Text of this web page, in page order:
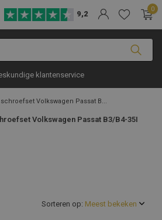
9,2
0
klantenservice
schroefset Volkswagen Passat B...
Volkswagen Passat B3/B4-35I
Sorteren op: